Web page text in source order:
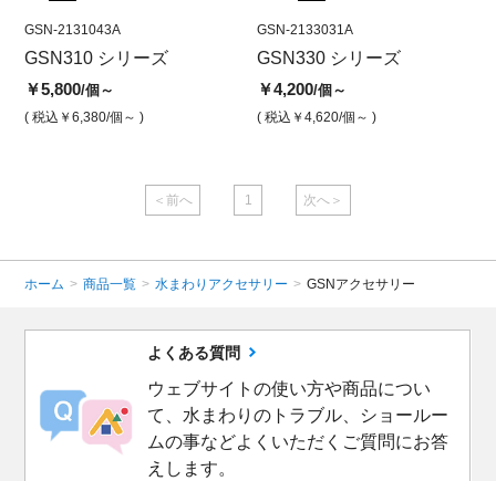
GSN-2131043A
GSN310 シリーズ
￥5,800/個～
( 税込￥6,380/個～ )
GSN-2131043A
310ペーパーホルダー
￥5,800/個
( 税込￥6,380/個 )
GSN-2133001D
330タオルバー 45CM
￥12,000/個
( 税込￥13,200/個 )
GSN-2133031A
GSN330 シリーズ
￥4,200/個～
( 税込￥4,620/個～ )
＜前へ 1 次へ＞
ホーム > 商品一覧 > 水まわりアクセサリー > GSNアクセサリー
よくある質問
ウェブサイトの使い方や商品につい
て、水まわりのトラブル、ショールー
ムの事などよくいただくご質問にお答
えします。